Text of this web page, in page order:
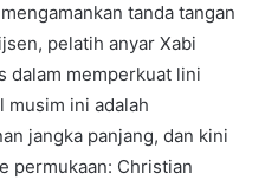
tanda tangan
pelatih anyar Xabi
dalam memperkuat lini
musim ini adalah
jangka panjang, dan kini
permukaan: Christian